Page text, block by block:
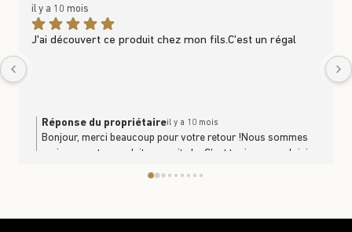
il y a 10 mois
J'ai découvert ce produit chez mon fils.C'est un régal
Réponse du propriétaireil y a 10 mois
Bonjour, merci beaucoup pour votre retour !Nous sommes
ravis que notre produit vous ait plu. C’est toujours un plaisir